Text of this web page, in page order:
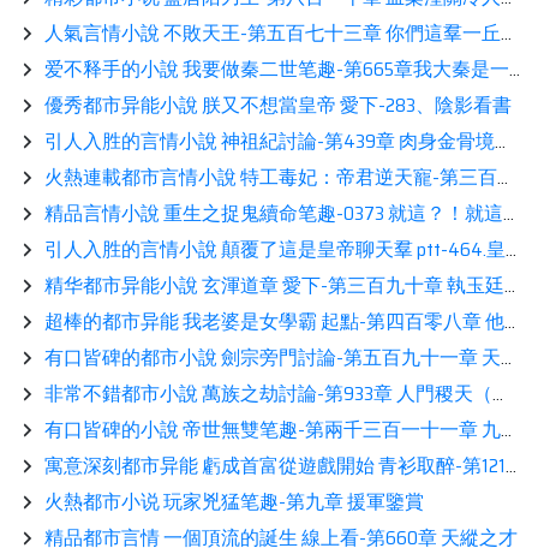
人氣言情小說 不敗天王-第五百七十三章 你們這羣一丘之貉讀書
爱不释手的小說 我要做秦二世笔趣-第665章我大秦是一個熱愛和平的國度。（第三更）展示
優秀都市异能小說 朕又不想當皇帝 愛下-283、陰影看書
引人入胜的言情小說 神祖紀討論-第439章 肉身金骨境讀書
火熱連載都市言情小說 特工毒妃：帝君逆天寵-第三百六十五章 傳授術法奧祕閲讀
精品言情小說 重生之捉鬼續命笔趣-0373 就這？！就這？！看書
引人入胜的言情小說 顛覆了這是皇帝聊天羣 ptt-464.皇帝們的算計（求訂閱2）分享
精华都市异能小說 玄渾道章 愛下-第三百九十章 執玉廷上坐讀書
超棒的都市异能 我老婆是女學霸 起點-第四百零八章 他藏得實在太深了讀書
有口皆碑的都市小說 劍宗旁門討論-第五百九十一章 天下爲敵讀書
非常不錯都市小說 萬族之劫討論-第933章 人門稷天（萬更求訂閱）閲讀
有口皆碑的小說 帝世無雙笔趣-第兩千三百一十一章 九成九九…九熱推
寓意深刻都市异能 虧成首富從遊戲開始 青衫取醉-第1219章 裴總的“補救”方式看書
火熱都市小说 玩家兇猛笔趣-第九章 援軍鑒賞
精品都市言情 一個頂流的誕生 線上看-第660章 天縱之才